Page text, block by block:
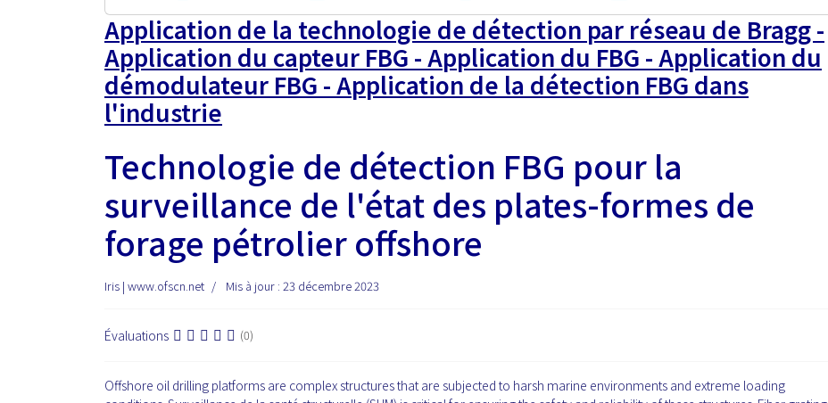
Application de la technologie de détection par réseau de Bragg -
Application du capteur FBG - Application du FBG - Application du
démodulateur FBG - Application de la détection FBG dans
l'industrie
Technologie de détection FBG pour la
surveillance de l'état des plates-formes de
forage pétrolier offshore
Iris | www.ofscn.net Mis à jour : 23 décembre 2023
Évaluations (0)
Offshore oil drilling platforms are complex structures that are subjected to harsh marine environments and extreme loading